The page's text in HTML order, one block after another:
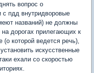
вопрос о
с пдд внутридворовые
названий) не должны
на дорогах прилегающих к
которой ведется речь),
искусственные
ехали со скоростью